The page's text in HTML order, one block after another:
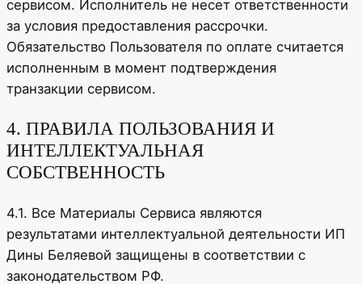
сервисом. Исполнитель не несет ответственности
за условия предоставления рассрочки.
Обязательство Пользователя по оплате считается
исполненным в момент подтверждения
транзакции сервисом.
4. ПРАВИЛА ПОЛЬЗОВАНИЯ И
ИНТЕЛЛЕКТУАЛЬНАЯ
СОБСТВЕННОСТЬ
4.1. Все Материалы Сервиса являются
результатами интеллектуальной деятельности ИП
Дины Беляевой защищены в соответствии с
законодательством РФ.